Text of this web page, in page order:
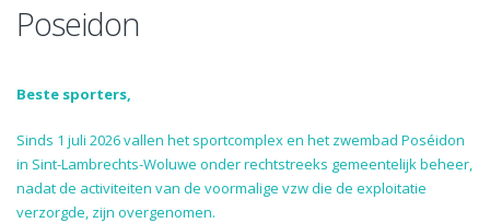
Poseidon
Beste sporters,
Sinds 1 juli 2026 vallen het sportcomplex en het zwembad Poséidon
in Sint-Lambrechts-Woluwe onder rechtstreeks gemeentelijk beheer,
nadat de activiteiten van de voormalige vzw die de exploitatie
verzorgde, zijn overgenomen.